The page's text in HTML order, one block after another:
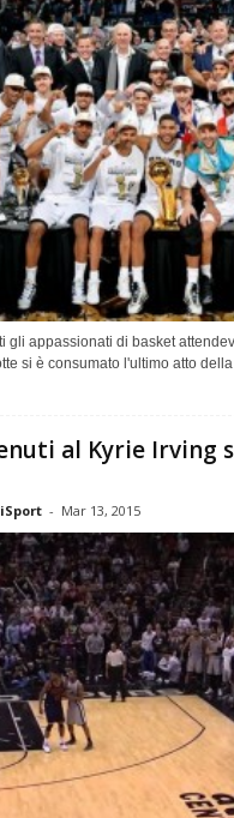
gli appassionati di basket
si è consumato l'ultimo atto
al Kyrie Irving
- Mar 13, 2015